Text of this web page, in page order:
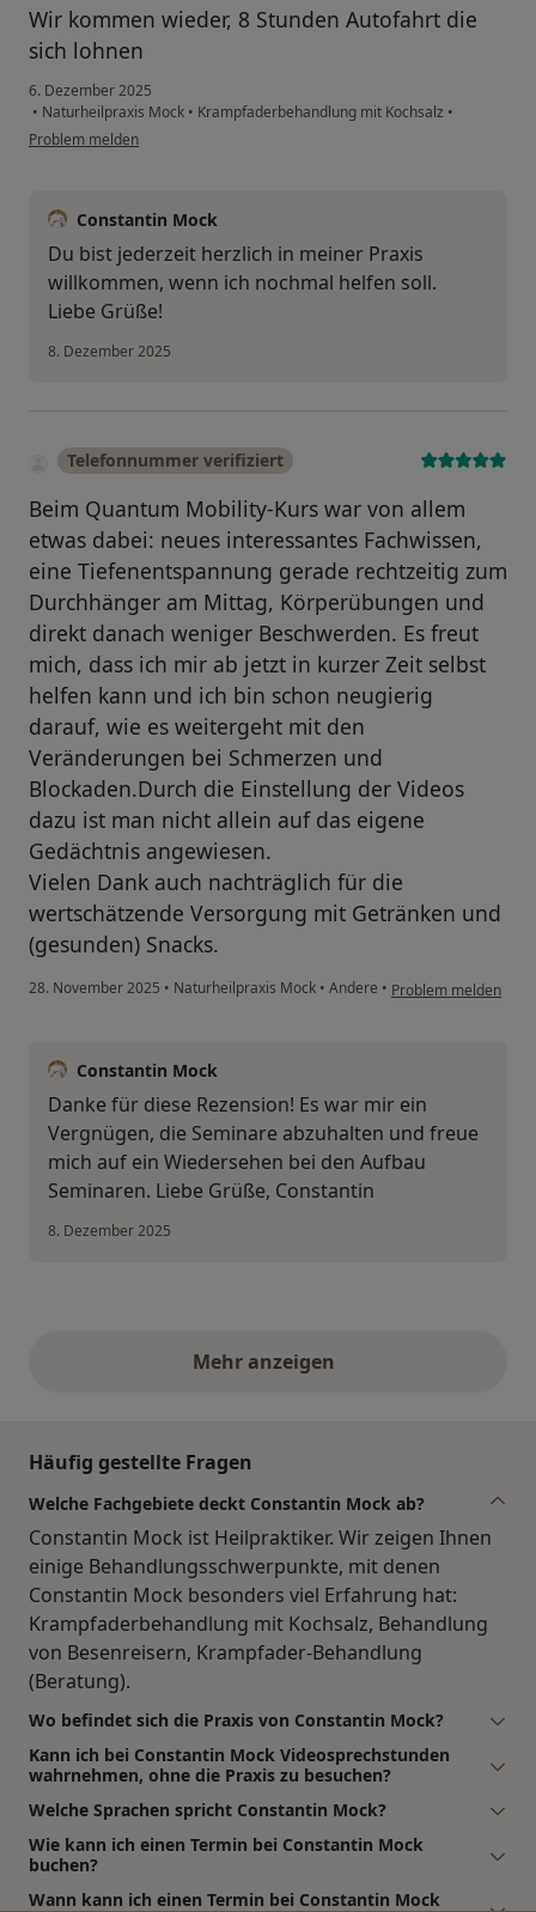
Wir kommen wieder, 8 Stunden Autofahrt die
sich lohnen
6. Dezember 2025
• Naturheilpraxis Mock • Krampfaderbehandlung mit Kochsalz •
Problem melden
Constantin Mock
Du bist jederzeit herzlich in meiner Praxis
willkommen, wenn ich nochmal helfen soll.
Liebe Grüße!
8. Dezember 2025
Telefonnummer verifiziert
Beim Quantum Mobility-Kurs war von allem
etwas dabei: neues interessantes Fachwissen,
eine Tiefenentspannung gerade rechtzeitig zum
Durchhänger am Mittag, Körperübungen und
direkt danach weniger Beschwerden. Es freut
mich, dass ich mir ab jetzt in kurzer Zeit selbst
helfen kann und ich bin schon neugierig
darauf, wie es weitergeht mit den
Veränderungen bei Schmerzen und
Blockaden.Durch die Einstellung der Videos
dazu ist man nicht allein auf das eigene
Gedächtnis angewiesen.
Vielen Dank auch nachträglich für die
wertschätzende Versorgung mit Getränken und
(gesunden) Snacks.
28. November 2025 • Naturheilpraxis Mock • Andere • Problem melden
Constantin Mock
Danke für diese Rezension! Es war mir ein
Vergnügen, die Seminare abzuhalten und freue
mich auf ein Wiedersehen bei den Aufbau
Seminaren. Liebe Grüße, Constantin
8. Dezember 2025
Mehr anzeigenobige Stellungnahmen
Häufig gestellte Fragen
Welche Fachgebiete deckt Constantin Mock ab?
Constantin Mock ist Heilpraktiker. Wir zeigen Ihnen
einige Behandlungsschwerpunkte, mit denen
Constantin Mock besonders viel Erfahrung hat:
Krampfaderbehandlung mit Kochsalz, Behandlung
von Besenreisern, Krampfader-Behandlung
(Beratung).
Wo befindet sich die Praxis von Constantin Mock?
Kann ich bei Constantin Mock Videosprechstunden
wahrnehmen, ohne die Praxis zu besuchen?
Welche Sprachen spricht Constantin Mock?
Wie kann ich einen Termin bei Constantin Mock
buchen?
Wann kann ich einen Termin bei Constantin Mock